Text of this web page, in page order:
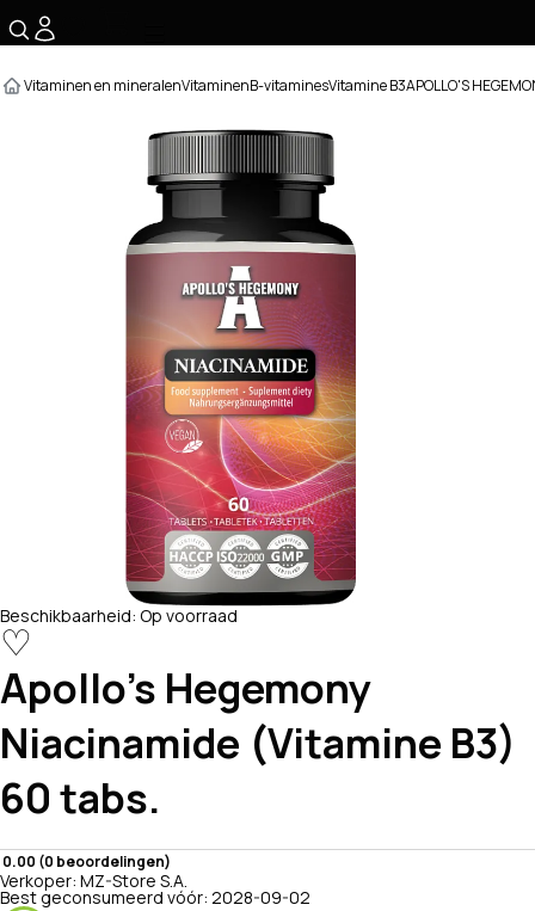
Vitaminen en mineralenVitaminenB-vitaminesVitamine B3APOLLO'S
Beschikbaarheid: Op voorraad
♡
Apollo's Hegemony
Niacinamide (Vitamine B3)
60 tabs.
0.00 (0 beoordelingen)
Verkoper: MZ-Store S.A.
Best geconsumeerd vóór: 2028-09-02